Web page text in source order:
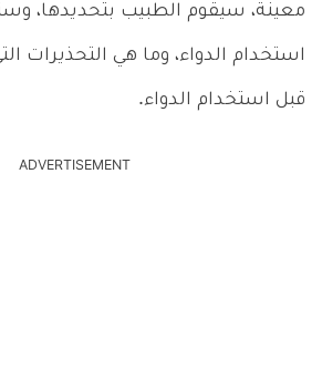
معينة، سيقوم الطبيب بتحديدها،
استخدام الدواء، وما هي التحذيرات
قبل استخدام الدواء.
ADVERTISEMENT